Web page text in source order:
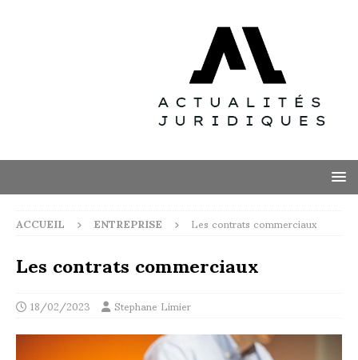
ACCUEIL ENTREPRISE Les contrats commerciaux
Les contrats commerciaux
18/02/2023 Stephane Limier